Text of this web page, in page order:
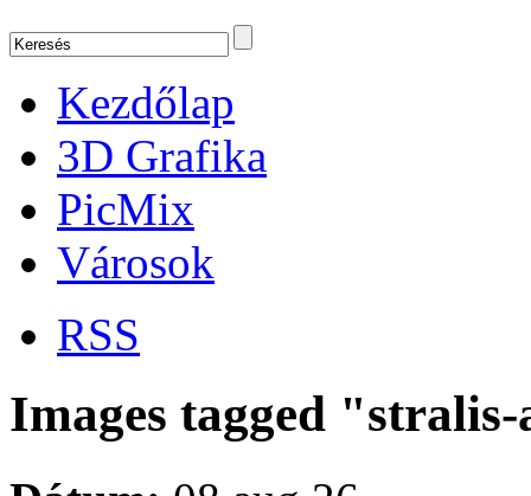
Kezdőlap
3D Grafika
PicMix
Városok
RSS
Images tagged